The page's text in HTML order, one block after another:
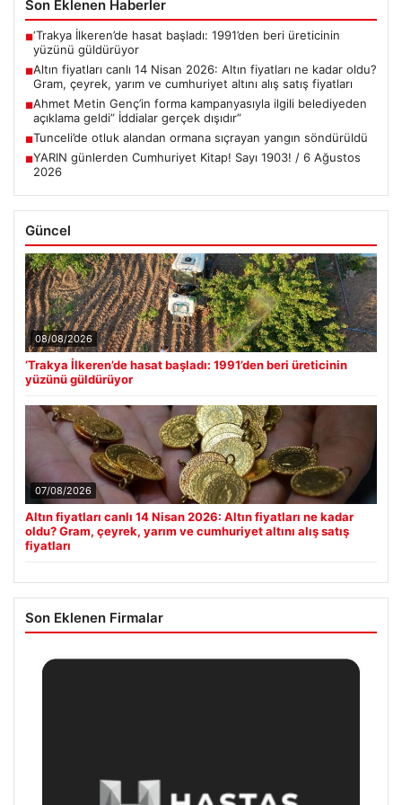
Son Eklenen Haberler
■‘Trakya İlkeren’de hasat başladı: 1991’den beri üreticinin
yüzünü güldürüyor
■Altın fiyatları canlı 14 Nisan 2026: Altın fiyatları ne kadar oldu?
Gram, çeyrek, yarım ve cumhuriyet altını alış satış fiyatları
■Ahmet Metin Genç’in forma kampanyasıyla ilgili belediyeden
açıklama geldi” İddialar gerçek dışıdır”
■Tunceli’de otluk alandan ormana sıçrayan yangın söndürüldü
■YARIN günlerden Cumhuriyet Kitap! Sayı 1903! / 6 Ağustos
2026
Güncel
08/08/2026
‘Trakya İlkeren’de hasat başladı: 1991’den beri üreticinin
yüzünü güldürüyor
07/08/2026
Altın fiyatları canlı 14 Nisan 2026: Altın fiyatları ne kadar
oldu? Gram, çeyrek, yarım ve cumhuriyet altını alış satış
fiyatları
Son Eklenen Firmalar